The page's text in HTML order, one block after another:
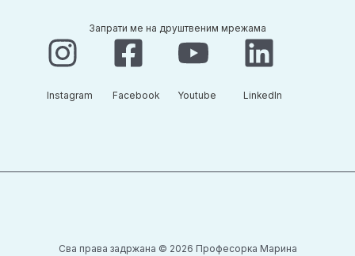
Запрати ме на друштвеним мрежама
Instagram​ Facebook​ Youtube​ LinkedIn​
Сва права задржана © 2026 Професорка Марина